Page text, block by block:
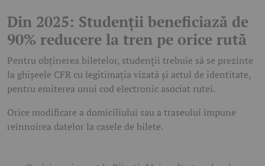
Din 2025: Studenții beneficiază de
90% reducere la tren pe orice rută
Pentru obținerea biletelor, studenții trebuie să se prezinte
la ghișeele CFR cu legitimația vizată și actul de identitate,
pentru emiterea unui cod electronic asociat rutei.
Orice modificare a domiciliului sau a traseului impune
reînnoirea datelor la casele de bilete.